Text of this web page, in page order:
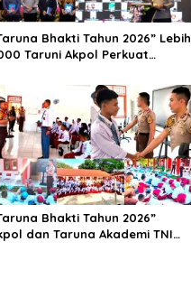
Bhakti Tahun 2026” Lebih
Taruni Akpol Perkuat
Rakyat
Bhakti Tahun 2026”
dan Taruna Akademi TNI